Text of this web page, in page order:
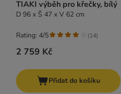
TIAKI výběh pro křečky, bílý
D 96 x Š 47 x V 62 cm
2 759 Kč
Rating: 4/5 (14)
Přidat do košíku